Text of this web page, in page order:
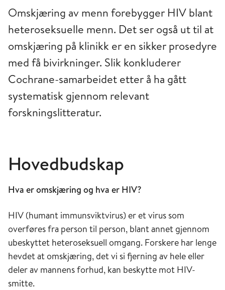
Omskjæring av menn forebygger HIV blant
heteroseksuelle menn. Det ser også ut til at
omskjæring på klinikk er en sikker prosedyre
med få bivirkninger. Slik konkluderer
Cochrane-samarbeidet etter å ha gått
systematisk gjennom relevant
forskningslitteratur.
Hovedbudskap
Hva er omskjæring og hva er HIV?
HIV (humant immunsviktvirus) er et virus som
overføres fra person til person, blant annet gjennom
ubeskyttet heteroseksuell omgang. Forskere har lenge
hevdet at omskjæring, det vi si fjerning av hele eller
deler av mannens forhud, kan beskytte mot HIV-
smitte.